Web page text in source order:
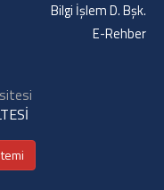
Bilgi İşlem D. Bşk.
E-Rehber